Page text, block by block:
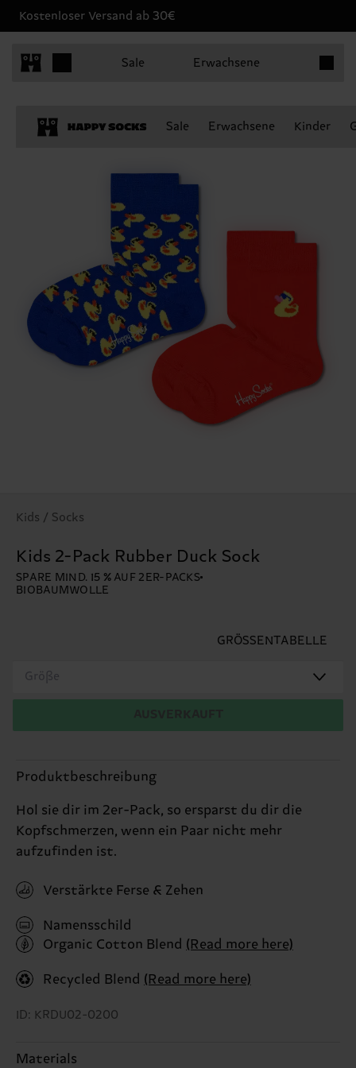
Kostenloser Versand ab 30€
Sale Erwachsene
Sale Erwachsene Kinder
Kids / Socks
Kids 2-Pack Rubber Duck Sock
SPARE MIND. 15 % AUF 2ER-PACKS
BIOBAUMWOLLE
GRÖSSENTABELLE
Größe
Produktbeschreibung
Hol sie dir im 2er-Pack, so ersparst du dir die
Kopfschmerzen, wenn ein Paar nicht mehr
aufzufinden ist.
Verstärkte Ferse & Zehen
Namensschild
Organic Cotton Blend (Read more here)
Recycled Blend (Read more here)
ID: KRDU02-0200
Materials